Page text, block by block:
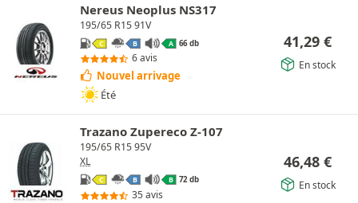
Nereus Neoplus NS317
195/65 R15 91V
C B A 66 db
6 avis
Nouvel arrivage
Été
41,29 €
En stock
Trazano Zupereco Z-107
195/65 R15 95V
XL
C B B 72 db
35 avis
46,48 €
En stock